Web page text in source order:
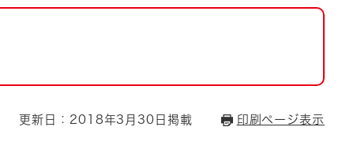
環境 福祉・介護
市政 職員採用情報
更新日：2018年3月30日掲載 印刷ページ表示